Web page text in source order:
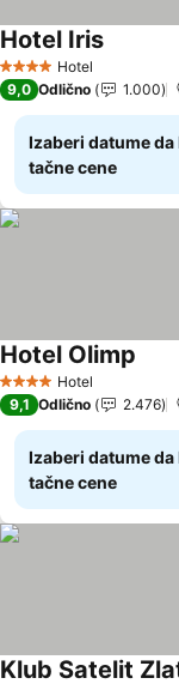
4 ZvezdiceHotel
Hotel Iris
9,0 Odlično 1.000
Izaberi datume
tačne cene
4 ZvezdiceHotel
Hotel Olimp
9,1 Odlično 2.476
Izaberi datume
tačne cene
Klub Satelit